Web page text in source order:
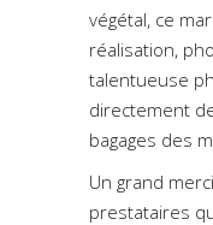
végétal, ce
réalisation,
talentueuse
directement
bagages des
Un grand
prestataires